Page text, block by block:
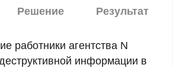
Решение Результат
работники агентства N
информации в